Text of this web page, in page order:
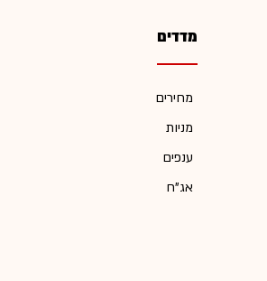
מדדים
מחירים
מניות
ענפים
אג"ח